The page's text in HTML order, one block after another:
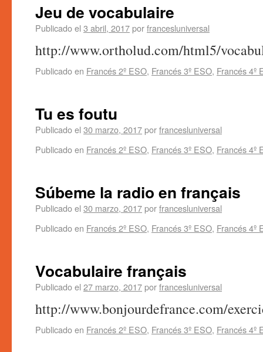
Jeu de vocabulaire
Publicado el 3 abril, 2017porfrancesluniversal
http://www.ortholud.com/html5/
Publicado en Francés 2º ESO, Francés 3º ESO, Francés 4º
Tu es foutu
Publicado el 30 marzo, 2017porfrancesluniversal
Publicado en Francés 2º ESO, Francés 3º ESO, Francés 4º
Súbeme la radio en français
Publicado el 30 marzo, 2017porfrancesluniversal
Publicado en Francés 2º ESO, Francés 3º ESO, Francés 4º
Vocabulaire français
Publicado el 27 marzo, 2017porfrancesluniversal
http://www.bonjourdefrance.com/
Publicado en Francés 2º ESO, Francés 3º ESO, Francés 4º